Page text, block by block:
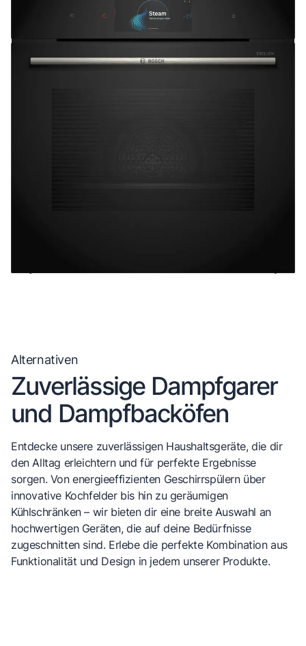
Alternativen
Zuverlässige Dampfgarer
und Dampfbacköfen
Entdecke unsere zuverlässigen Haushaltsgeräte, die dir
den Alltag erleichtern und für perfekte Ergebnisse
sorgen. Von energieeffizienten Geschirrspülern über
innovative Kochfelder bis hin zu geräumigen
Kühlschränken – wir bieten dir eine breite Auswahl an
hochwertigen Geräten, die auf deine Bedürfnisse
zugeschnitten sind. Erlebe die perfekte Kombination aus
Funktionalität und Design in jedem unserer Produkte.